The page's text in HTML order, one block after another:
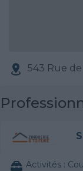
543 Rue
Activités :